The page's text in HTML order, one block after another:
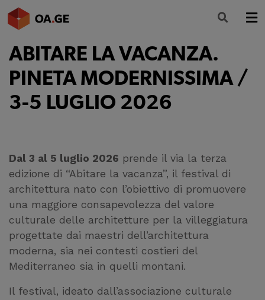
L’ORDINE
AMMINISTRAZIONE TRASPARENTE
ALBO
SERVIZI
FORMAZIONE
NEWS
ABITARE LA VACANZA.
PINETA MODERNISSIMA /
3-5 LUGLIO 2026
Dal 3 al 5 luglio 2026 prende il via la terza
edizione di “Abitare la vacanza”, il festival di
architettura nato con l’obiettivo di promuovere
una maggiore consapevolezza del valore
culturale delle architetture per la villeggiatura
progettate dai maestri dell’architettura
moderna, sia nei contesti costieri del
Mediterraneo sia in quelli montani.
Il festival, ideato dall’associazione culturale